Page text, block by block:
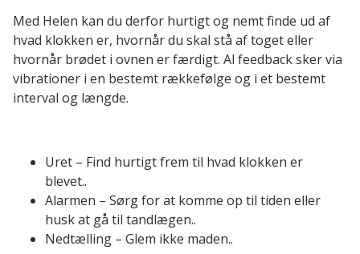
Med Helen kan du derfor hurtigt og nemt finde ud af
hvad klokken er, hvornår du skal stå af toget eller
hvornår brødet i ovnen er færdigt. Al feedback sker via
vibrationer i en bestemt rækkefølge og i et bestemt
interval og længde.
Uret – Find hurtigt frem til hvad klokken er
blevet..
Alarmen – Sørg for at komme op til tiden eller
husk at gå til tandlægen..
Nedtælling – Glem ikke maden..